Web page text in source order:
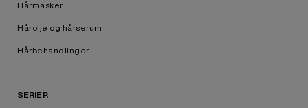
Hårmasker
Hårolje og hårserum
Hårbehandlinger
SERIER